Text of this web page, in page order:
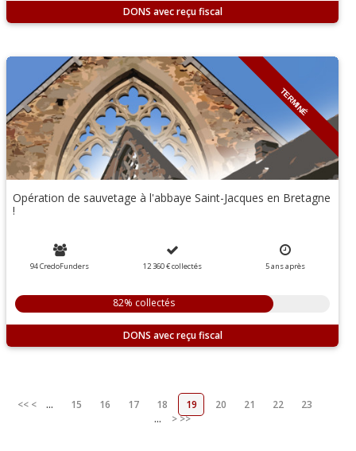
DONS
TERMINÉ
Opération de sauvetage à l'abbaye Saint-Jacques en Bretagne
!
94 CredoFunders 12 360 €collectés 5ansaprès
82% collectés
DONS
<< < ... 15 16 17 18 19 20 21 22
23
...
>>>